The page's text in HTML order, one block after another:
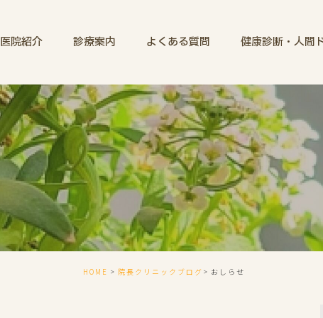
医院紹介 診療案内 よくある質問 健康診断・人間
HOME 院長クリニックブログ おしらせ